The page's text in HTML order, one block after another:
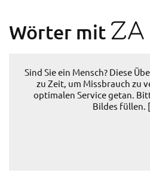
Wörter mit ZA
Sind Sie ein Mensch? Diese
zu Zeit, um Missbrauch zu
optimalen Service getan.
Bildes füllen.